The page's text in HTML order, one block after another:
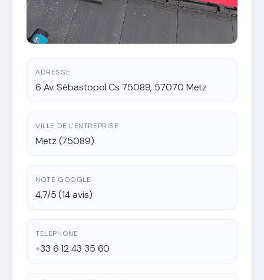
ADRESSE
6 Av. Sébastopol Cs 75089, 57070 Metz
VILLE DE L'ENTREPRISE
Metz (75089)
NOTE GOOGLE
4,7/5 (14 avis)
TELEPHONE
+33 6 12 43 35 60